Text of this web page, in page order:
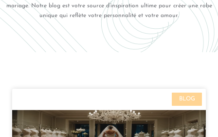
mariage. Notre blog est votre source d’inspiration ultime pour créer une robe
unique qui reflète votre personnalité et votre amour.
BLOG